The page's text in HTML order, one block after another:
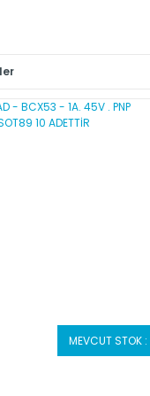
MEVCUT STOK :